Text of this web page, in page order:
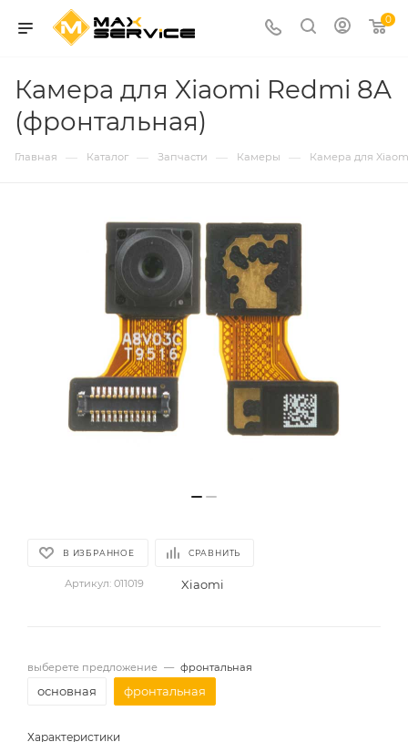
0
Камера для Xiaomi Redmi 8A
(фронтальная)
Главная — Каталог — Запчасти — Камеры — Камера для
В ИЗБРАННОЕ СРАВНИТЬ
Артикул: 011019 Xiaomi
выберете предложение — фронтальная
основная фронтальная
Характеристики